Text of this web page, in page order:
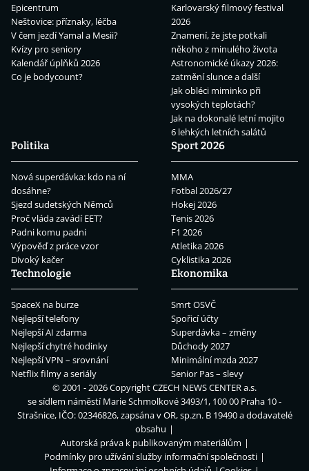
Epicentrum
Neštovice: příznaky, léčba
V čem jezdí Yamal a Mesii?
Kvízy pro seniory
Kalendář úplňků 2026
Co je bodycount?
Karlovarský filmový festival
2026
Znamení, že jste potkali
někoho z minulého života
Astronomické úkazy 2026:
zatmění slunce a další
Jak obléci miminko při
vysokých teplotách?
Jak na dokonalé letní mojito
6 lehkých letních salátů
Politika
Nová superdávka: kdo na ní
dosáhne?
Sjezd sudetských Němců
Proč vláda zavádí EET?
Padni komu padni
Výpověď z práce vzor
Divoký kačer
Sport 2026
MMA
Fotbal 2026/27
Hokej 2026
Tenis 2026
F1 2026
Atletika 2026
Cyklistika 2026
Technologie
SpaceX na burze
Nejlepší telefony
Nejlepší AI zdarma
Nejlepší chytré hodinky
Nejlepší VPN – srovnání
Netflix filmy a seriály
Ekonomika
Smrt OSVČ
Spořicí účty
Superdávka – změny
Důchody 2027
Minimální mzda 2027
Senior Pas – slevy
© 2001 - 2026 CopyrightCZECH NEWS CENTER a.s.
se sídlem náměstí Marie Schmolkové 3493/1, 100 00 Praha 10 -
Strašnice, IČO: 02346826, zapsána v OR, sp.zn. B 19490 a dodavatelé
obsahu
Autorská práva k publikovaným materiálům
Podmínky pro užívání služby informační společnosti